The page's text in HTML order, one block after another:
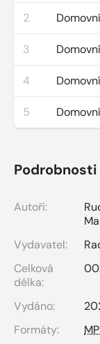
2
3
4
5
Podrobnosti
Autoři:
Vydavatel:
Celková
délka:
Vydáno:
Formáty: